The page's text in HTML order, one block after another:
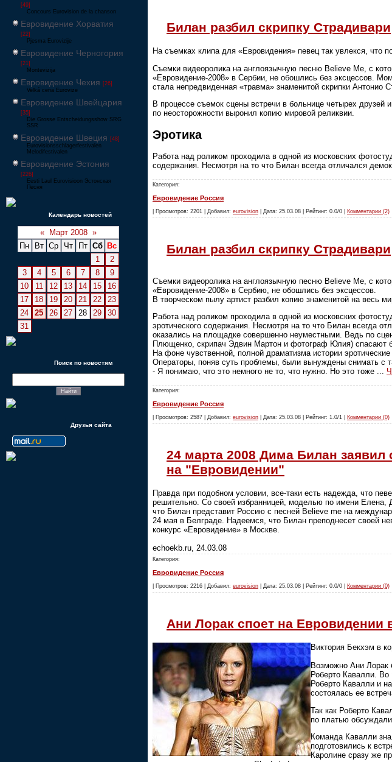
[49]
Concours Eurovision de la chanson
Евровидение Хорватия
[22]
Pjesma Eurovizije
Евровидение Черногория
[21]
Montevizija
Евровидение Чехия [26]
Velká cena Eurovize
Евровидение Швейцария
[35]
Die Grosse Entscheidungsshow SRG
SSR
Евровидение Швеция [48]
Eurovisionsschlagerfestivalen
Melodifestivalen
Евровидение Эстония
[226]
Eesti Laul Eurovisioon Эстонская
Песня
Календарь новостей
« Март 2008 »
Пн
Вт Ср Чт Пт Сб
Вс
1
2
3
4 5 6 7 8
9
10
11 12 13 14 15
16
17
18 19 20 21 22
23
24
25 26 27 28 29
30
31
Поиск по новостям
Друзья сайта
Билан разбил скрипку Cтрадивари
На съемках клипа для «Евровидения» певец так увлекся, что
Съемки видеоролика на англоязычную песню Believe Me, с
«Евровидение-2008» в Сербии, не обошлись без эксцессов.
стала непредвиденная «травма» знаменитой скрипки Антонио
В процессе съемок cцены встречи в больнице четырех друзей
по неосторожности выронил копию мировой реликвии.
Эротика
Работа над роликом проходила в одной из московских
содержания. Несмотря на то что Билан всегда отличался
Категория:
Евровидение Россия
| Просмотров: 2201 | Добавил: eurovision | Дата: 25.03.08 | Рейтинг: 0.0/0 | Комментарии (2)
Билан разбил скрипку Страдивари
Съемки видеоролика на англоязычную песню Believe Me, с
«Евровидение-2008» в Сербию, не обошлись без эксцессов.
В творческом пылу артист разбил копию знаменитой на весь
Работа над роликом проходила в одной из московских
эротического содержания. Несмотря на то что Билан всегда
оказались на площадке совершенно неуместными. Ведь по
Плющенко, скрипач Эдвин Мартон и фотограф Юлия) спасают
На фоне чувственной, полной драматизма истории
Операторы, поняв суть проблемы, были вынуждены снимать с
- Я понимаю, что это немного не то, что нужно. Но это тоже
Категория:
Евровидение Россия
| Просмотров: 2587 | Добавил: eurovision | Дата: 25.03.08 | Рейтинг: 1.0/1 | Комментарии (0)
24 марта 2008 Дима Билан
на "Евровидении"
Правда при подобном условии, все-таки есть надежда, что
решительно. Со своей избранницей, моделью по имени Елена,
что Билан представит Россию с песней Believe me на
24 мая в Белграде. Надеемся, что Билан преподнесет своей
конкурс «Евровидение» в Москве.
echoekb.ru, 24.03.08
Категория:
Евровидение Россия
| Просмотров: 2216 | Добавил: eurovision | Дата: 25.03.08 | Рейтинг: 0.0/0 | Комментарии (0)
Ани Лорак споет на Евровидении
Виктория Бекхэм в
Возможно Ани Лорак
Роберто Кавалли. Во
Роберто Кавалли и
состоялась ее
Так как Роберто
по платью
Команда Кавалли
подготовились к
Каролине сразу же